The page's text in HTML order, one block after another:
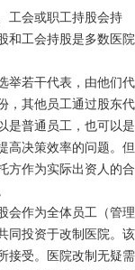
会或职工持股会持
和工会持股是多数医院
若干代表，由他们代
，其他员工通过股东代
是普通员工，也可以是
高决策效率的问题。但
方作为实际出资人的合
作为全体员工（管理
同投资于改制医院。该
接受。医院改制无疑需